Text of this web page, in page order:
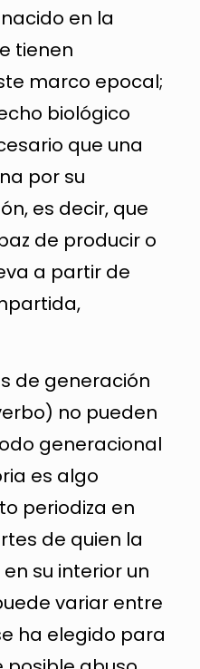
en la
tienen
marco epocal;
biológico
que una
por su
es decir, que
de producir o
a partir de
de generación
no pueden
generacional
es algo
periodiza en
de quien la
su interior un
variar entre
ha elegido para